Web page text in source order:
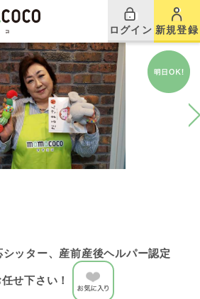
ログイン 新規登録
ッター、産前産後ヘルパー認定
せ下さい！